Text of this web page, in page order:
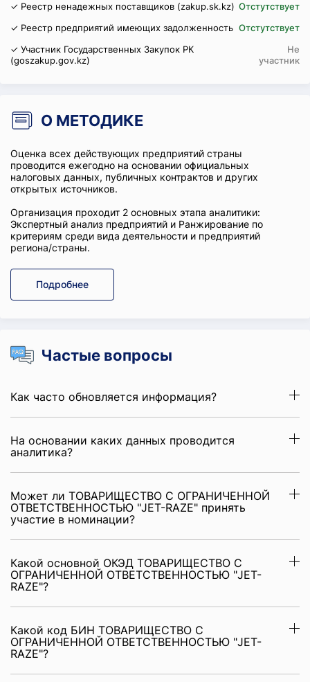
✓ Реестр ненадежных поставщиков (zakup.sk.kz) Отстутствует
✓ Реестр предприятий имеющих задолженность Отстутствует
✓ Участник Государственных Закупок РК
(goszakup.gov.kz)
Не
участник
О МЕТОДИКЕ
Оценка всех действующих предприятий страны
проводится ежегодно на основании официальных
налоговых данных, публичных контрактов и других
открытых источников.
Организация проходит 2 основных этапа аналитики:
Экспертный анализ предприятий и Ранжирование по
критериям среди вида деятельности и предприятий
региона/страны.
Подробнее
Частые вопросы
Как часто обновляется информация?
На основании каких данных проводится
аналитика?
Может ли ТОВАРИЩЕСТВО С ОГРАНИЧЕННОЙ
ОТВЕТСТВЕННОСТЬЮ "JET-RAZE" принять
участие в номинации?
Какой основной ОКЭД ТОВАРИЩЕСТВО С
ОГРАНИЧЕННОЙ ОТВЕТСТВЕННОСТЬЮ "JET-
RAZE"?
Какой код БИН ТОВАРИЩЕСТВО С
ОГРАНИЧЕННОЙ ОТВЕТСТВЕННОСТЬЮ "JET-
RAZE"?